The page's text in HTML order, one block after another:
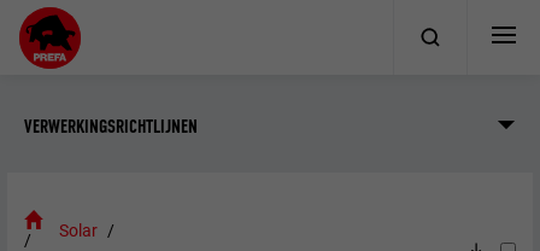
VERWERKINGSRICHTLIJNEN
Solar